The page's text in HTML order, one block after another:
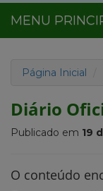
MENU
Página Inicial
Diário
Publicado em 19
O conteúdo